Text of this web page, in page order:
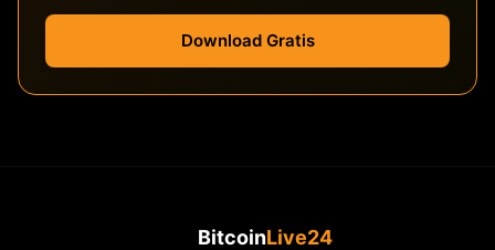
Download Gratis
BitcoinLive24